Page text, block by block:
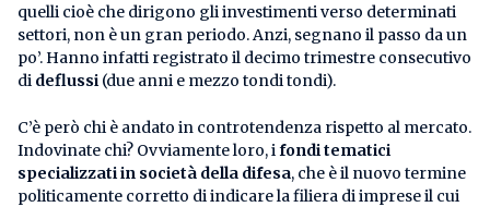
quelli cioè che dirigono gli investimenti verso determinati
settori, non è un gran periodo. Anzi, segnano il passo da un
po’. Hanno infatti registrato il decimo trimestre consecutivo
di deflussi (due anni e mezzo tondi tondi).
C’è però chi è andato in controtendenza rispetto al mercato.
Indovinate chi? Ovviamente loro, ifondi tematici
specializzati in società della difesa, che è il nuovo termine
politicamente corretto di indicare la filiera di imprese il cui